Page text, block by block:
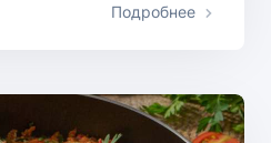
Подробнее